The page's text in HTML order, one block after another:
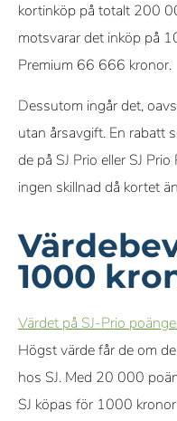
kortinköp på totalt 200
motsvarar det inköp på
Premium 66 666 kronor.
Dessutom ingår det,
utan årsavgift. En rabatt
de på SJ Prio eller SJ
ingen skillnad då kortet
1000
Värdet på SJ-Prio
Högst värde får de om
hos SJ. Med 20 000
SJ köpas för 1000